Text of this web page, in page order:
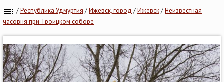
/Республика Удмуртия /Ижевск, город /Ижевск/Неизвестная
часовня при Троицком соборе